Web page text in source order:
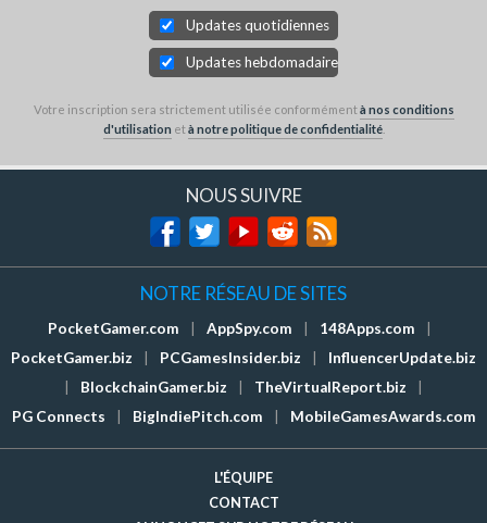
Updates quotidiennes
Updates hebdomadaires
Votre inscription sera strictement utilisée conformémentà nos conditions
d'utilisation età notre politique de confidentialité.
NOUS SUIVRE
NOTRE RÉSEAU DE SITES
PocketGamer.com AppSpy.com 148Apps.com
PocketGamer.biz
PCGamesInsider.biz
InfluencerUpdate.biz
BlockchainGamer.biz TheVirtualReport.biz
PG Connects
BigIndiePitch.com MobileGamesAwards.com
L'ÉQUIPE
CONTACT